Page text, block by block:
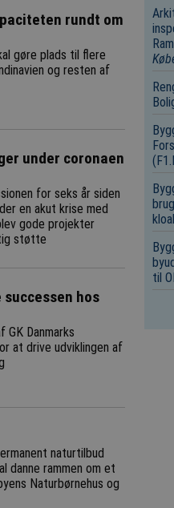
rundt om
gøre plads til flere
og resten af
under coronaen
for seks år siden
en akut krise med
gode projekter
støtte
successen hos
GK Danmarks
at drive udviklingen af
naturtilbud
danne rammen om et
Naturbørnehus og
til